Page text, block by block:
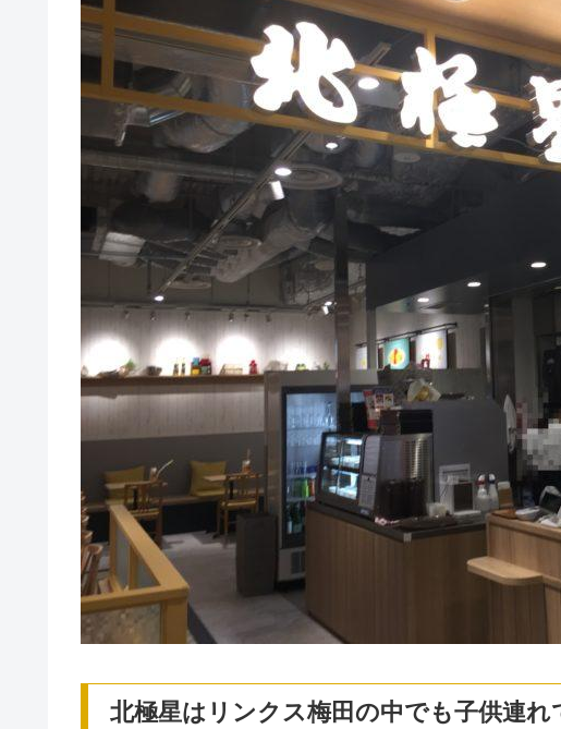
北極星はリンクス梅田の中でも子供連れ